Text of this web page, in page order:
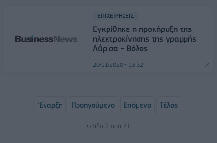
ΕΠΙΧΕΙΡΗΣΕΙΣ
Εγκρίθηκε η προκήρυξη της
ηλεκτροκίνησης της γραμμής
Λάρισα - Βόλος
20/11/2020 - 13:32
Έναρξη Προηγούμενο Επόμενο Τέλος
Σελίδα 7 από 21